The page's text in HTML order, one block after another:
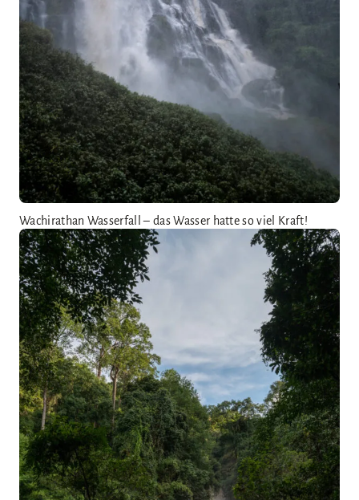
Wachirathan Wasserfall – das Wasser hatte so viel Kraft!